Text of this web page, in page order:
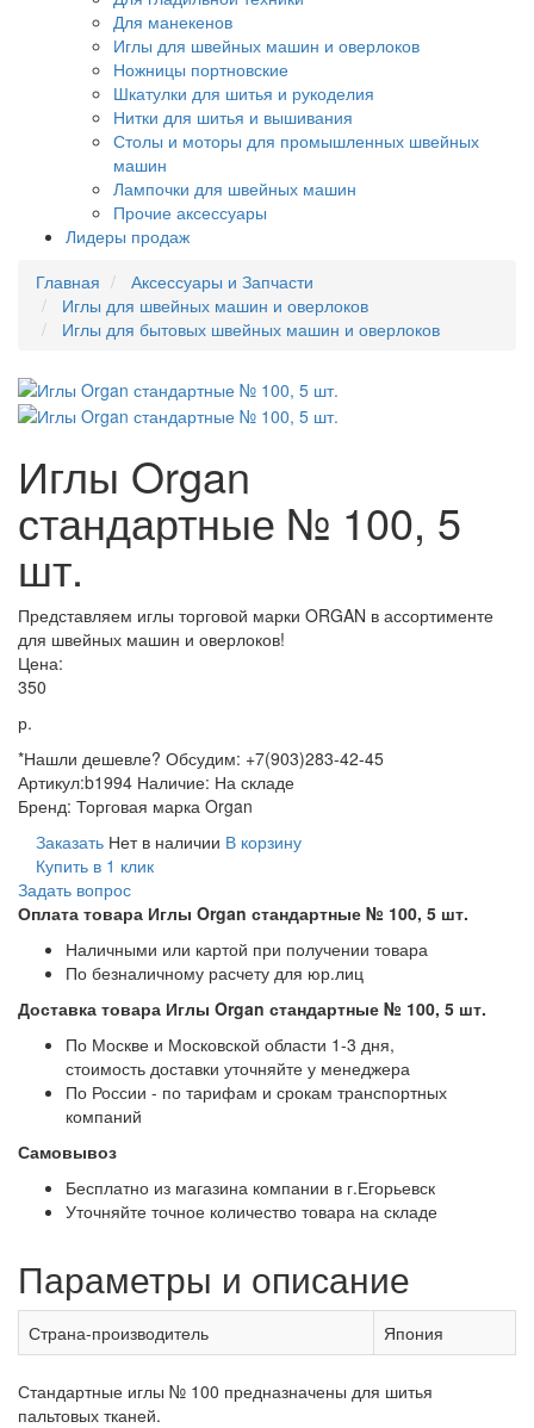
Для манекенов
Иглы для швейных машин и оверлоков
Ножницы портновские
Шкатулки для шитья и рукоделия
Нитки для шитья и вышивания
Столы и моторы для промышленных швейных
машин
Лампочки для швейных машин
Прочие аксессуары
Лидеры продаж
Главная
Аксессуары и Запчасти
Иглы для швейных машин и оверлоков
Иглы для бытовых швейных машин и оверлоков
Иглы Organ
стандартные № 100, 5
шт.
Представляем иглы торговой марки ORGAN в ассортименте
для швейных машин и оверлоков!
Цена:
350
р.
*Нашли дешевле? Обсудим: +7(903)283-42-45
Артикул:b1994 Наличие: На складе
Бренд: Торговая марка Organ
Заказать Нет в наличии В корзину
Купить в 1 клик
Задать вопрос
Оплата товара Иглы Organ стандартные № 100, 5 шт.
Наличными или картой при получении товара
По безналичному расчету для юр.лиц
Доставка товара Иглы Organ стандартные № 100, 5 шт.
По Москве и Московской области 1-3 дня,
стоимость доставки уточняйте у менеджера
По России - по тарифам и срокам транспортных
компаний
Самовывоз
Бесплатно из магазина компании в г.Егорьевск
Уточняйте точное количество товара на складе
Параметры и описание
Страна-производитель Япония
Стандартные иглы № 100 предназначены для шитья
пальтовых тканей.